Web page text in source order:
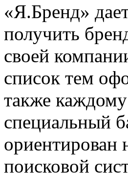
«Я.Бренд»
получить
своей
список тем
также
специальный
ориентирован
поисковой